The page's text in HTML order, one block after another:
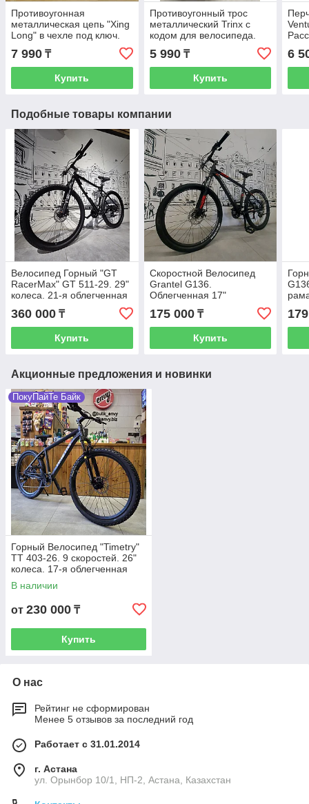
Противоугонная
металлическая цепь "Xing
Long" в чехле под ключ.
Антикражная. Велозамок.
7 990 ₸
Купить
Противоугонный трос
металлический Trinx с
кодом для велосипеда.
5 990₸
Купить
6
Подобные товары компании
Велосипед Горный "GT
RacerMax" GT 511-29. 29"
колеса. 21-я облегченная
Найнер.
360 000 ₸
Купить
Скоростной Велосипед
Grantel G136.
Облегченная 17"
алюминиевая рама. 26"
колеса. Горный. Mtb.
175 000₸
Купить
Акционные предложения и новинки
ПокуПайТе Байк
Горный Велосипед "Timetry"
TT 403-26. 9 скоростей. 26"
колеса. 17-я облегченная
алюминиевая рама.
Скоростной. Mtb.
В наличии
от 230 000 ₸
Купить
О нас
Рейтинг не сформирован
Менее 5 отзывов за последний год
Работает с 31.01.2014
г. Астана
ул. Орынбор 10/1, НП-2, Астана, Казахстан